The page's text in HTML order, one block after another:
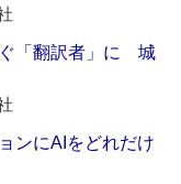
ぐ「翻訳者」に 城
ンにAIをどれだけ